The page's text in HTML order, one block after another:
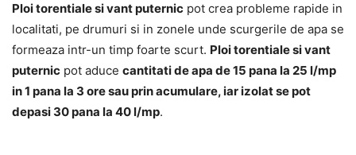
Ploi torentiale si vant puternic pot crea probleme rapide in
localitati, pe drumuri si in zonele unde scurgerile de apa se
formeaza intr-un timp foarte scurt. Ploi torentiale si vant
puternic pot aduce cantitati de apa de 15 pana la 25 l/mp
in 1 pana la 3 ore sau prin acumulare, iar izolat se pot
depasi 30 pana la 40 l/mp.